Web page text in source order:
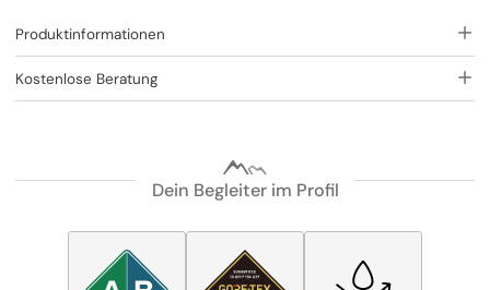
Produktinformationen
Kostenlose Beratung
Dein Begleiter im Profil